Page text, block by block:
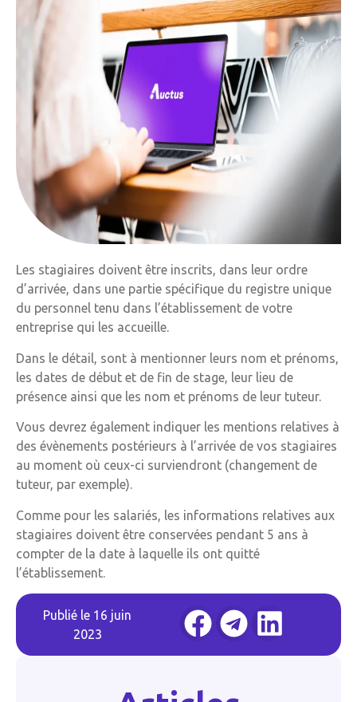
Les stagiaires doivent être inscrits, dans leur ordre
d’arrivée, dans une partie spécifique du registre unique
du personnel tenu dans l’établissement de votre
entreprise qui les accueille.
Dans le détail, sont à mentionner leurs nom et prénoms,
les dates de début et de fin de stage, leur lieu de
présence ainsi que les nom et prénoms de leur tuteur.
Vous devrez également indiquer les mentions relatives à
des évènements postérieurs à l’arrivée de vos stagiaires
au moment où ceux-ci surviendront (changement de
tuteur, par exemple).
Comme pour les salariés, les informations relatives aux
stagiaires doivent être conservées pendant 5 ans à
compter de la date à laquelle ils ont quitté
l’établissement.
Publié le 16 juin
2023